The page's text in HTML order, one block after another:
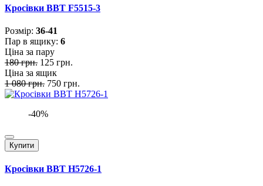
Кросівки BBT F5515-3
Розмiр: 36-41
Пар в ящику: 6
Ціна за пару
180 грн. 125 грн.
Ціна за ящик
1 080 грн. 750 грн.
-40%
Купити
Кросівки BBT H5726-1